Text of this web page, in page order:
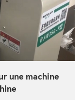
une machine